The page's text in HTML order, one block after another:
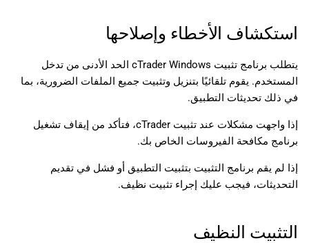
استكشاف الأخطاء وإصلاحها
يتطلب برنامج تثبيت cTrader Windows الحد الأدنى من تدخل
المستخدم. يقوم تلقائيًا بتنزيل وتثبيت جميع الملفات الضرورية، بما
في ذلك تحديثات التطبيق.
إذا واجهت مشكلات عند تثبيت cTrader، فتأكد من إيقاف تشغيل
برنامج مكافحة الفيروسات الخاص بك.
إذا لم يقم برنامج التثبيت بتثبيت التطبيق أو فشل في تقديم
التحديثات، فيجب عليك إجراء تثبيت نظيف.
التثبيت النظيف